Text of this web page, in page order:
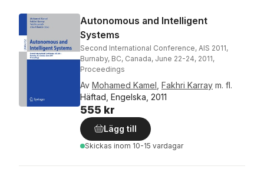
Autonomous and Intelligent
Systems
Second International Conference, AIS 2011,
Burnaby, BC, Canada, June 22-24, 2011,
Proceedings
Av Mohamed Kamel Fakhri Karray m. fl.
Häftad, Engelska, 2011
555 kr
Lägg till
Skickas inom 10-15 vardagar